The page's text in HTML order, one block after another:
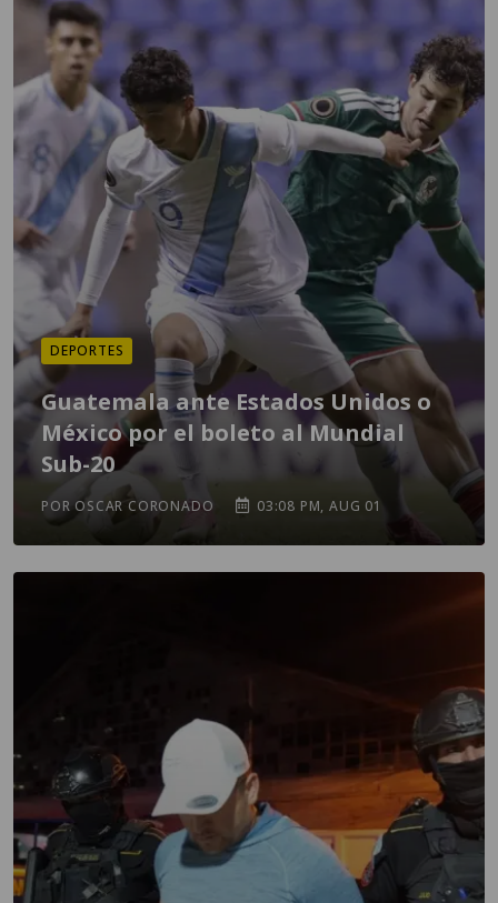
DEPORTES
Guatemala ante Estados Unidos o
México por el boleto al Mundial
Sub-20
POR OSCAR CORONADO 03:08 PM, AUG 01